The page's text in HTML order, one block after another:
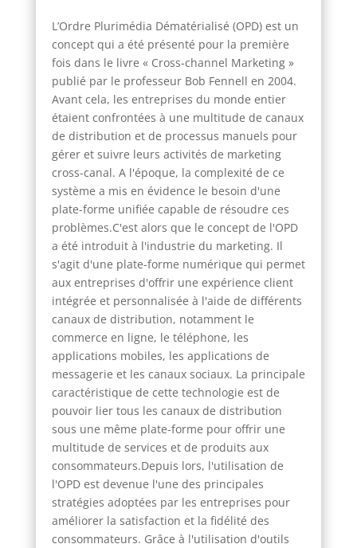
L’Ordre Plurimédia Dématérialisé (OPD) est un
concept qui a été présenté pour la première
fois dans le livre « Cross-channel Marketing »
publié par le professeur Bob Fennell en 2004.
Avant cela, les entreprises du monde entier
étaient confrontées à une multitude de canaux
de distribution et de processus manuels pour
gérer et suivre leurs activités de marketing
cross-canal. A l'époque, la complexité de ce
système a mis en évidence le besoin d'une
plate-forme unifiée capable de résoudre ces
problèmes.C'est alors que le concept de l'OPD
a été introduit à l'industrie du marketing. Il
s'agit d'une plate-forme numérique qui permet
aux entreprises d'offrir une expérience client
intégrée et personnalisée à l'aide de différents
canaux de distribution, notamment le
commerce en ligne, le téléphone, les
applications mobiles, les applications de
messagerie et les canaux sociaux. La principale
caractéristique de cette technologie est de
pouvoir lier tous les canaux de distribution
sous une même plate-forme pour offrir une
multitude de services et de produits aux
consommateurs.Depuis lors, l'utilisation de
l'OPD est devenue l'une des principales
stratégies adoptées par les entreprises pour
améliorer la satisfaction et la fidélité des
consommateurs. Grâce à l'utilisation d'outils